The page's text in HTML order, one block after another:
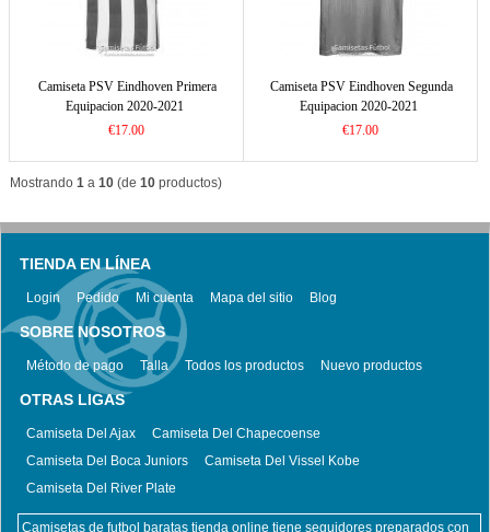
Camiseta PSV Eindhoven Primera
Equipacion 2020-2021
€17.00
Camiseta PSV Eindhoven Segunda
Equipacion 2020-2021
€17.00
Mostrando 1a 10(de 10productos)
TIENDA EN LÍNEA
Login Pedido Mi cuenta Mapa del sitio Blog
SOBRE NOSOTROS
Método de pago Talla Todos los productos Nuevo productos
OTRAS LIGAS
Camiseta Del Ajax
Camiseta Del Chapecoense
Camiseta Del Boca Juniors
Camiseta Del Vissel Kobe
Camiseta Del River Plate
Camisetas de futbol baratas tienda online tiene seguidores preparados con